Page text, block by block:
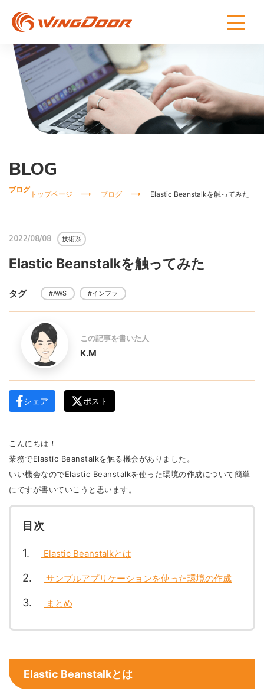
BLOG
ブログ トップページ ブログ Elastic Beanstalkを触ってみた
2022/08/08 技術系
Elastic Beanstalkを触ってみた
タグ #AWS #インフラ
この記事を書いた人
K.M
シェア ポスト
こんにちは！
業務でElastic Beanstalkを触る機会がありました。
いい機会なのでElastic Beanstalkを使った環境の作成について簡単
にですが書いていこうと思います。
目次
1 Elastic Beanstalkとは
2 サンプルアプリケーションを使った環境の作成
3 まとめ
Elastic Beanstalkとは